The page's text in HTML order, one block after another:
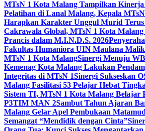
MTsN 1 Kota Malang Tampilkan
Pelatihan di Lanal Malang, Kepala
Harapkan Karakter Unggul Murid
Cakrawala Global, MTsN 1 Kota
Prancis dalam M.I.N.D.S. 2026
Fakultas Humaniora UIN Maulana
MTsN 1 Kota MalangSinergi Menuju
Kemenag Kota Malang Lakukan
Integritas di MTsN 1Sinergi Sukseskan
Malang Fasilitasi 53 Pelajar Hebat
Sistem TI, MTsN 1 Kota Malang Belajar
P3TIM MAN 2Sambut Tahun Ajaran
Malang Gelar Apel Pembukaan
Semangat “Mendidik dengan Cinta”